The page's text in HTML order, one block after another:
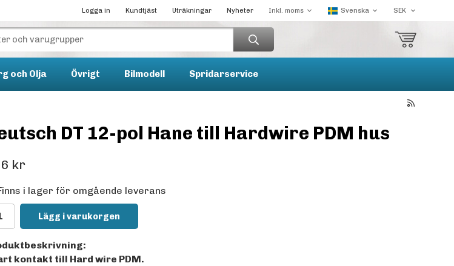
Logga in Kundtjäst Uträkningar Nyheter
och Olja Övrigt Bilmodell Spridarservice
DT 12-pol Hane till Hardwire PDM hus
kr
i lager för omgående leverans
Lägg i varukorgen
kontakt till Hard wire PDM.